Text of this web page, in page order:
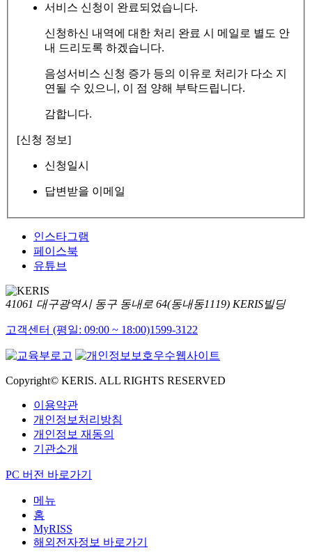
서비스 신청이 완료되었습니다.
신청하신 내역에 대한 처리 완료 시 메일로 별도 안
내 드리도록 하겠습니다.
음성서비스 신청 증가 등의 이유로 처리가 다소 지
연될 수 있으니, 이 점 양해 부탁드립니다.
감합니다.
[신청 정보]
신청일시
답변받을 이메일
인스타그램
페이스북
유튜브
41061 대구광역시 동구 동내로 64(동내동1119) KERIS빌딩
고객센터 (평일: 09:00 ~ 18:00)1599-3122
Copyright© KERIS. ALL RIGHTS RESERVED
이용약관
개인정보처리방침
개인정보 재동의
기관소개
PC 버전 바로가기
메뉴
홈
MyRISS
해외전자정보 바로가기